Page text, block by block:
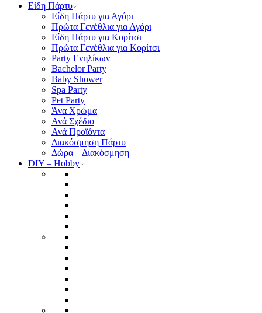
Είδη Πάρτυ
Είδη Πάρτυ για Αγόρι
Πρώτα Γενέθλια για Αγόρι
Είδη Πάρτυ για Κορίτσι
Πρώτα Γενέθλια για Κορίτσι
Party Ενηλίκων
Bachelor Party
Baby Shower
Spa Party
Pet Party
Άνα Χρώμα
Ανά Σχέδιο
Ανά Προϊόντα
Διακόσμηση Πάρτυ
Δώρα – Διακόσμηση
DIY – Hobby